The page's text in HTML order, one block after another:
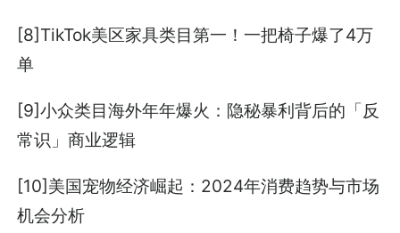
[8]TikTok美区家具类目第一！一把椅子爆了4万
单
[9]小众类目海外年年爆火：隐秘暴利背后的「反
常识」商业逻辑
[10]美国宠物经济崛起：2024年消费趋势与市场
机会分析